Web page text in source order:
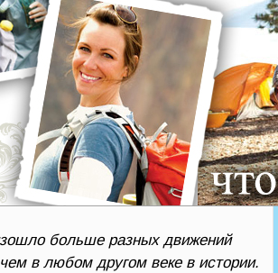
больше разных движений
в любом другом веке в истории.